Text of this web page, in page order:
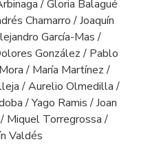
/ Gloria Balagué
Chamarro / Joaquín
García-Mas /
González / Pablo
/ María Martínez /
/ Aurelio Olmedilla /
/ Yago Ramis / Joan
Miquel Torregrossa /
Valdés